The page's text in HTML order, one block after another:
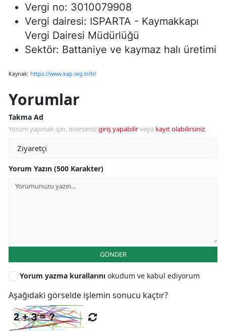
Vergi no: 3010079908
Vergi dairesi: ISPARTA - Kaymakkapı
Vergi Dairesi Müdürlüğü
Sektör: Battaniye ve kaymaz halı üretimi
Kaynak: https://www.kap.org.tr/tr/
Yorumlar
Takma Ad
Yorum yapmak için, istersenizgiriş yapabilirveya kayıt olabilirsiniz.
Yorum Yazın (500 Karakter)
GÖNDER
Yorum yazma kurallarını okudum ve kabul ediyorum
Aşağıdaki görselde işlemin sonucu kaçtır?